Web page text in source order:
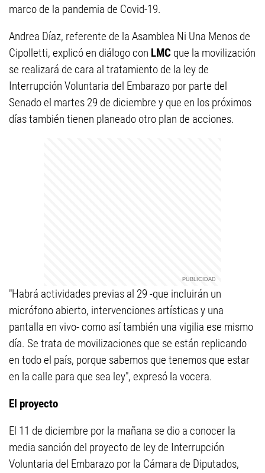
marco de la pandemia de Covid-19.
Andrea Díaz, referente de la Asamblea Ni Una Menos de
Cipolletti, explicó en diálogo con LMC que la movilización
se realizará de cara al tratamiento de la ley de
Interrupción Voluntaria del Embarazo por parte del
Senado el martes 29 de diciembre y que en los próximos
días también tienen planeado otro plan de acciones.
"Habrá actividades previas al 29 -que incluirán un
micrófono abierto, intervenciones artísticas y una
pantalla en vivo- como así también una vigilia ese mismo
día. Se trata de movilizaciones que se están replicando
en todo el país, porque sabemos que tenemos que estar
en la calle para que sea ley", expresó la vocera.
El proyecto
El 11 de diciembre por la mañana se dio a conocer la
media sanción del proyecto de ley de Interrupción
Voluntaria del Embarazo por la Cámara de Diputados,